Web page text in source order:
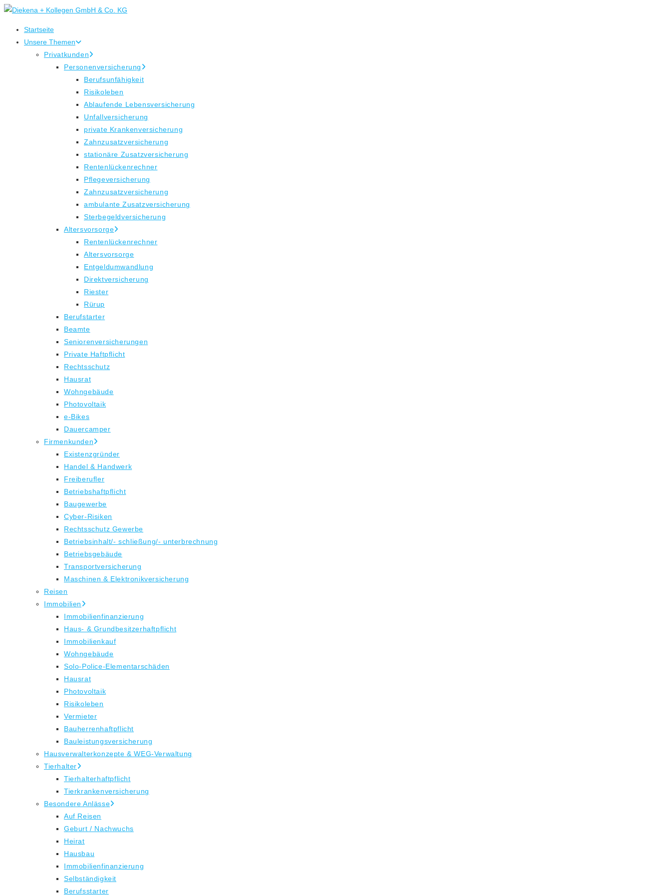
Zum
springen
Startseite
Unsere Themen
Privatkunden
Personenversicherung
Berufsunfähigkeit
Risikoleben
Ablaufende Lebensversicherung
Unfallversicherung
private Krankenversicherung
Zahnzusatzversicherung
stationäre Zusatzversicherung
Rentenlückenrechner
Pflegeversicherung
Zahnzusatzversicherung
ambulante Zusatzversicherung
Sterbegeldversicherung
Altersvorsorge
Rentenlückenrechner
Altersvorsorge
Entgeldumwandlung
Direktversicherung
Riester
Rürup
Berufstarter
Beamte
Seniorenversicherungen
Private Haftpflicht
Rechtsschutz
Hausrat
Wohngebäude
Photovoltaik
e-Bikes
Dauercamper
Firmenkunden
Existenzgründer
Handel & Handwerk
Freiberufler
Betriebshaftpflicht
Baugewerbe
Cyber-Risiken
Rechtsschutz Gewerbe
Betriebsinhalt/- schließung/- unterbrechnung
Betriebsgebäude
Transportversicherung
Maschinen & Elektronikversicherung
Reisen
Immobilien
Immobilienfinanzierung
Haus- & Grundbesitzerhaftpflicht
Immobilienkauf
Wohngebäude
Solo-Police-Elementarschäden
Hausrat
Photovoltaik
Risikoleben
Vermieter
Bauherrenhaftpflicht
Bauleistungsversicherung
Hausverwalterkonzepte & WEG-Verwaltung
Tierhalter
Tierhalterhaftpflicht
Tierkrankenversicherung
Besondere Anlässe
Auf Reisen
Geburt / Nachwuchs
Heirat
Hausbau
Immobilienfinanzierung
Selbständigkeit
Berufsstarter